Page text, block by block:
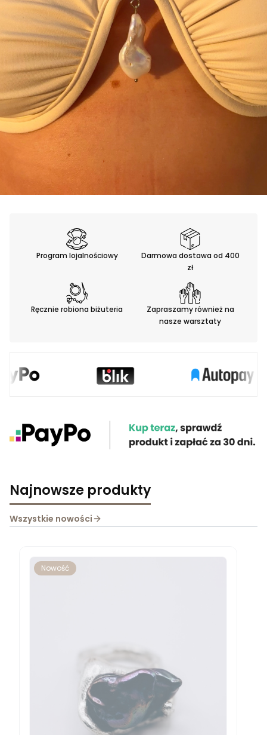
Program lojalnościowy
Darmowa dostawa od 400
zł
Ręcznie robiona biżuteria
Zapraszamy również na
nasze warsztaty
Najnowsze produkty
Wszystkie nowości
Nowość